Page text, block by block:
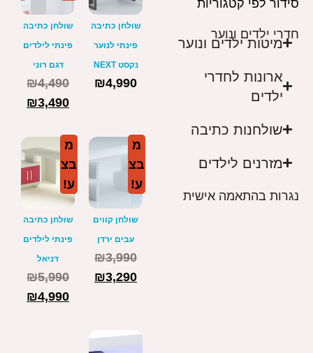
סידור לפי קטגוריות
חדרי ילדים ונוער
מיטות ילדים ונוער
ארונות לחדרי
ילדים
שולחנות כתיבה
מזרנים לילדים
נגרות בהתאמה אישית
שולחן כתיבה
פינתי לנוער
נקסט NEXT
₪4,990
שולחן כתיבה
פינתי לילדים
דגם רוני
₪4,490
₪3,490
מ
בצ
ע!
שולחן קווים
עבים ירדן
₪3,990
₪3,290
מ
בצ
ע!
שולחן כתיבה
פינתי לילדים
דניאל
₪5,990
₪4,990